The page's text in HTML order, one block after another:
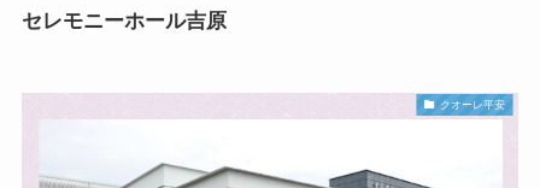
セレモニーホール吉原
クオーレ平安